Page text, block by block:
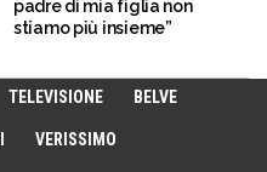
padre di mia figlia non
stiamo più insieme”
TELEVISIONE BELVE
VERISSIMO